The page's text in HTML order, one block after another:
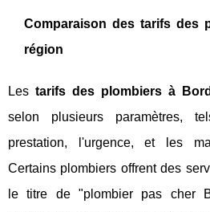
Comparaison des tarifs des
région
Lestarifs des plombiers à
selon plusieurs paramètres,
prestation, l'urgence, et les
Certains plombiers offrent des
le titre de "plombier pas cher